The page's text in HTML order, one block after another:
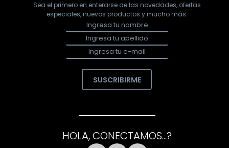
Sea el primero en enterarse de las novedades, ofertas
especiales, nuevos productos y mucho más.
SUSCRIBIRME
HOLA, CONECTAMOS...?